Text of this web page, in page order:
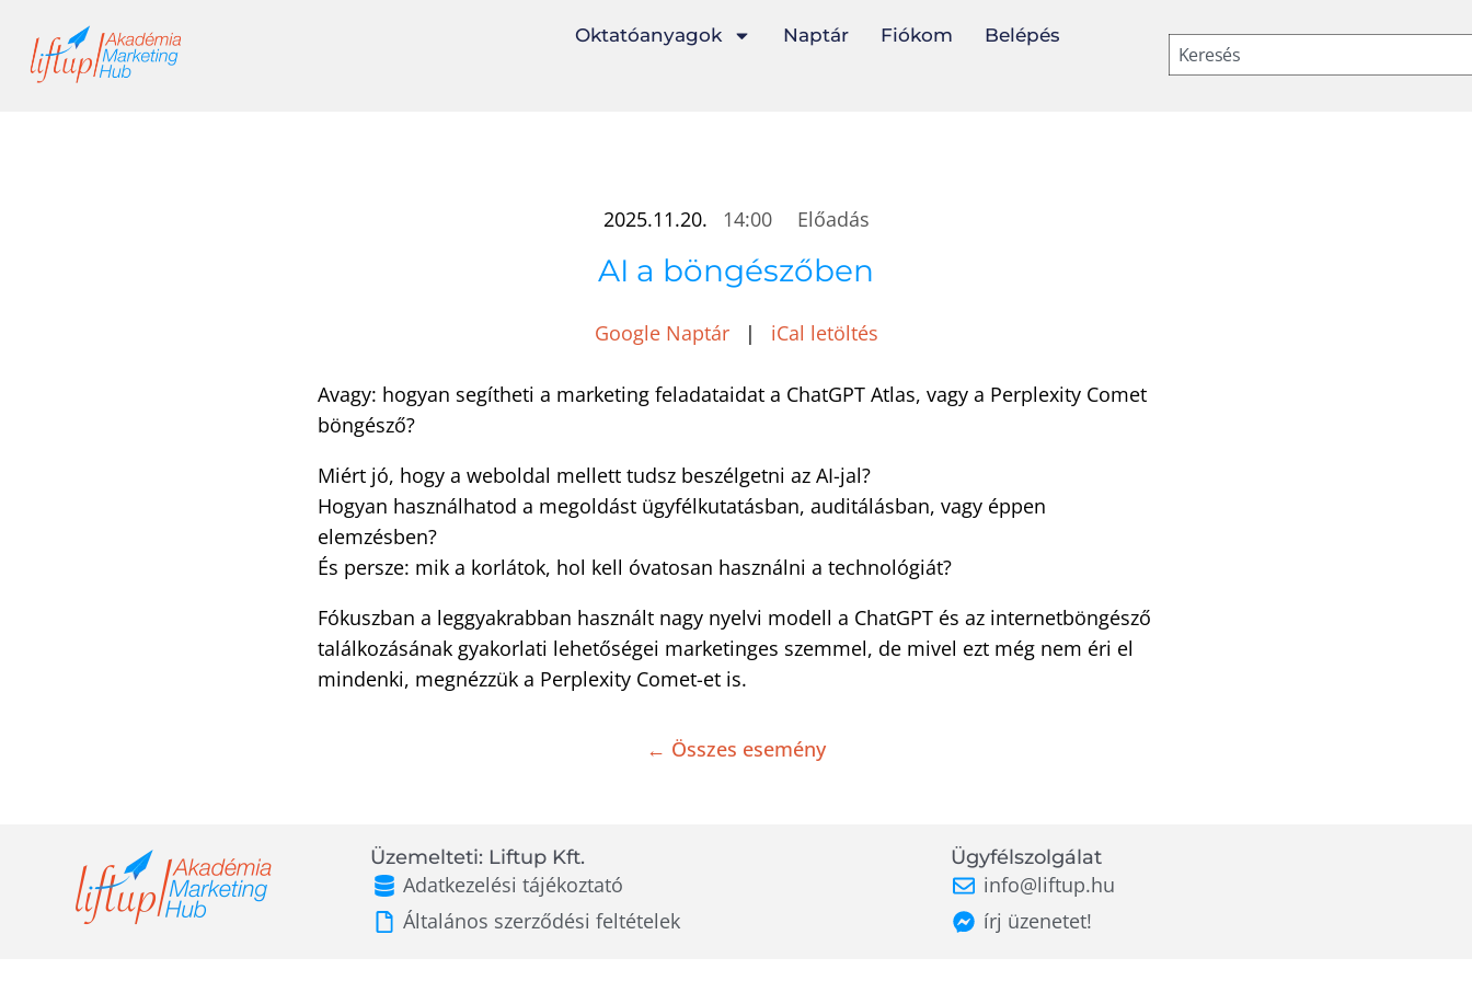
content
Oktatóanyagok Naptár Fiókom Belépés
2025.11.20. 14:00 Előadás
AI a böngészőben
Google Naptár | iCal letöltés
Avagy: hogyan segítheti a marketing feladataidat a ChatGPT Atlas, vagy a Perplexity Comet
böngésző?
Miért jó, hogy a weboldal mellett tudsz beszélgetni az AI-jal?
Hogyan használhatod a megoldást ügyfélkutatásban, auditálásban, vagy éppen
elemzésben?
És persze: mik a korlátok, hol kell óvatosan használni a technológiát?
Fókuszban a leggyakrabban használt nagy nyelvi modell a ChatGPT és az internetböngésző
találkozásának gyakorlati lehetőségei marketinges szemmel, de mivel ezt még nem éri el
mindenki, megnézzük a Perplexity Comet-et is.
← Összes esemény
Üzemelteti: Liftup Kft.
Adatkezelési tájékoztató
Általános szerződési feltételek
Ügyfélszolgálat
info@liftup.hu
írj üzenetet!